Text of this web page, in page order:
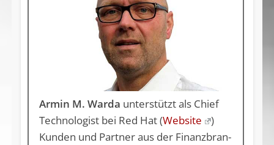
Armin M. Warda unterstützt als Chief
Technologist bei Red Hat (Website
)
Kun­den und Part­ner aus der Fi­nanz­bran­